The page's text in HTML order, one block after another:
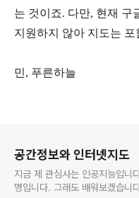
는 것이죠. 다만, 현재 구
지원하지 않아 지도는
민, 푸른하늘
공간정보와 인터넷지도
지금 제 관심사는 인공지능입니
명입니다. 그래도 배워보겠습니